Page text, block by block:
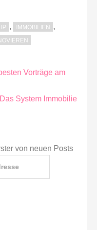
, IMMOBILIEN ,
Vorträge am
System Immobilie
von neuen Posts